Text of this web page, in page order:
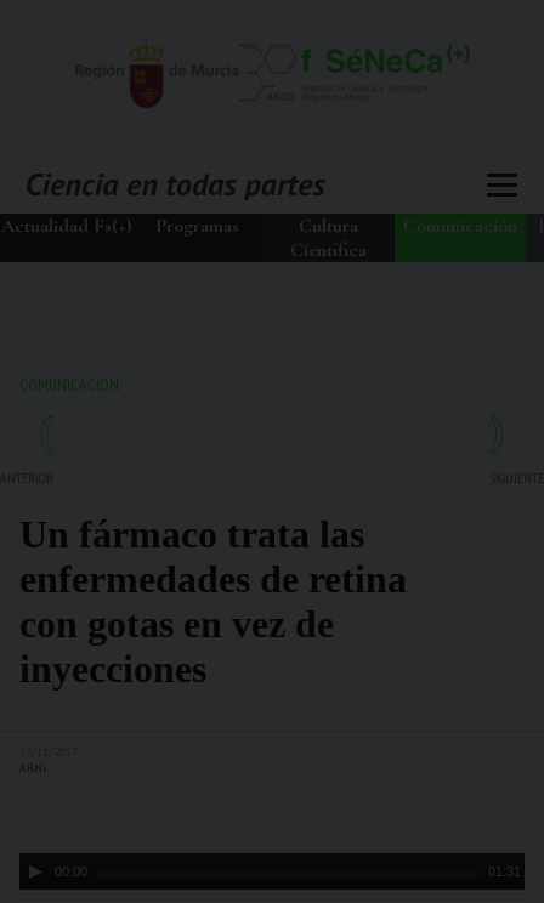
Actualidad Fs(+) Programas
Cultura
Científica
Comunicación
COMUNICACIÓN
Un fármaco trata las
enfermedades de retina
con gotas en vez de
inyecciones
ARNi
Audio
Player
00:00 01:31